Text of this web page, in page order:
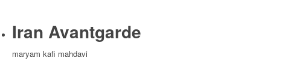
Iran Avantgarde
maryam kafi mahdavi